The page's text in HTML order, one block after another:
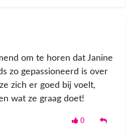
om te horen dat Janine
zo gepassioneerd is over
zich er goed bij voelt,
wat ze graag doet!
0